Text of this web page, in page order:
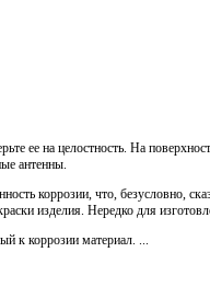
ее на целостность. На
антенны.
коррозии, что, безусловно,
изделия. Нередко для
к коррозии материал. ...